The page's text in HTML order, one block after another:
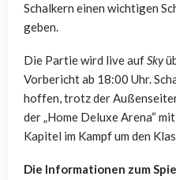
Schalkern einen wichtigen
geben.
Die Partie wird live aufSky
Vorbericht ab 18:00 Uhr.
hoffen, trotz der
der „Home Deluxe Arena“
Kapitel im Kampf um den
Die Informationen zum